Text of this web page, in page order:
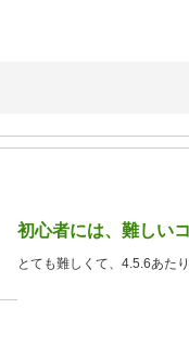
初心者には、難しい
とても難しくて、4.5.6あた